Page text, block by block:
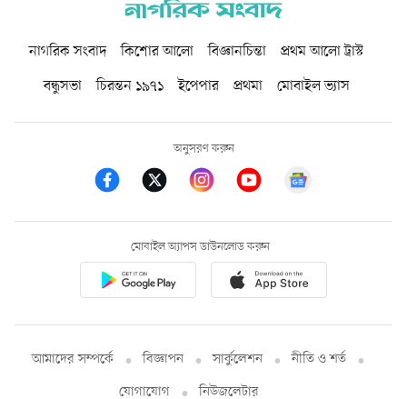
নাগরিক সংবাদ কিশোর আলো বিজ্ঞানচিন্তা
প্রথম আলো ট্রাস্ট
বন্ধুসভা
চিরন্তন ১৯৭১ ইপেপার প্রথমা মোবাইল ভ্যাস
অনুসরণ করুন
মোবাইল অ্যাপস ডাউনলোড করুন
আমাদের সম্পর্কে বিজ্ঞাপন সার্কুলেশন
নীতি ও শর্ত
যোগাযোগ
নিউজলেটার